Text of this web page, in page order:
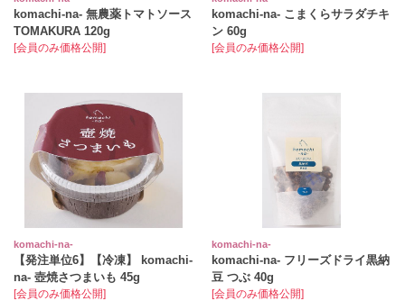
komachi-na- 無農薬トマトソース
TOMAKURA 120g
[会員のみ価格公開]
komachi-na- こまくらサラダチキ
ン 60g
[会員のみ価格公開]
komachi‐na‐
【発注単位6】【冷凍】 komachi-
na- 壺焼さつまいも 45g
[会員のみ価格公開]
komachi‐na‐
komachi-na- フリーズドライ黒納
豆 つぶ 40g
[会員のみ価格公開]